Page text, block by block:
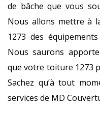
de bâche que vous
Nous allons mettre à
1273 des
Nous saurons
que votre toiture 1273
Sachez qu’à tout
services de MD